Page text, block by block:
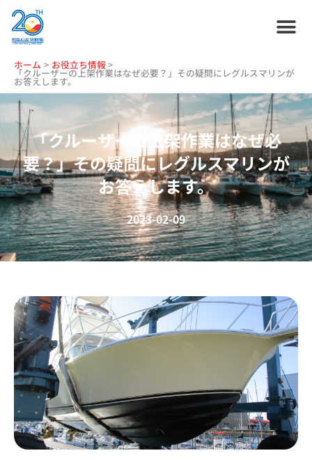
ホーム お役立ち情報
「クルーザーの上架作業はなぜ必要？」その疑問にレグルスマリンが
お答えします。
「クルーザーの上架作業はなぜ必
要？」その疑問にレグルスマリンが
お答えします。
2023-02-09